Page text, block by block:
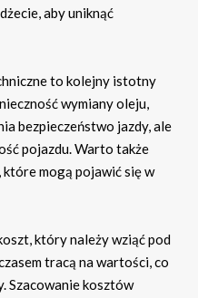
aby uniknąć
to kolejny istotny
wymiany oleju,
bezpieczeństwo jazdy, ale
pojazdu. Warto także
mogą pojawić się w
który należy wziąć pod
tracą na wartości, co
Szacowanie kosztów